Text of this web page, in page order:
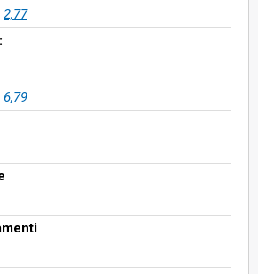
2,77
6,79